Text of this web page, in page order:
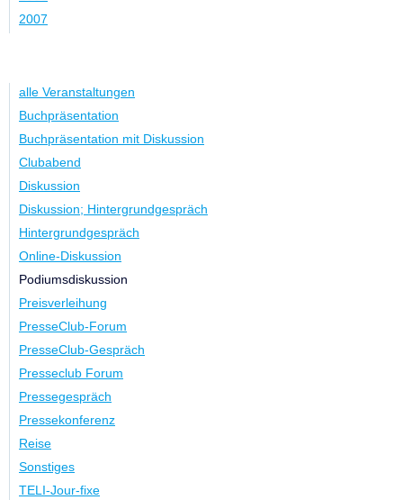
2007
alle Veranstaltungen
Buchpräsentation
Buchpräsentation mit Diskussion
Clubabend
Diskussion
Diskussion; Hintergrundgespräch
Hintergrundgespräch
Online-Diskussion
Podiumsdiskussion
Preisverleihung
PresseClub-Forum
PresseClub-Gespräch
Presseclub Forum
Pressegespräch
Pressekonferenz
Reise
Sonstiges
TELI-Jour-fixe